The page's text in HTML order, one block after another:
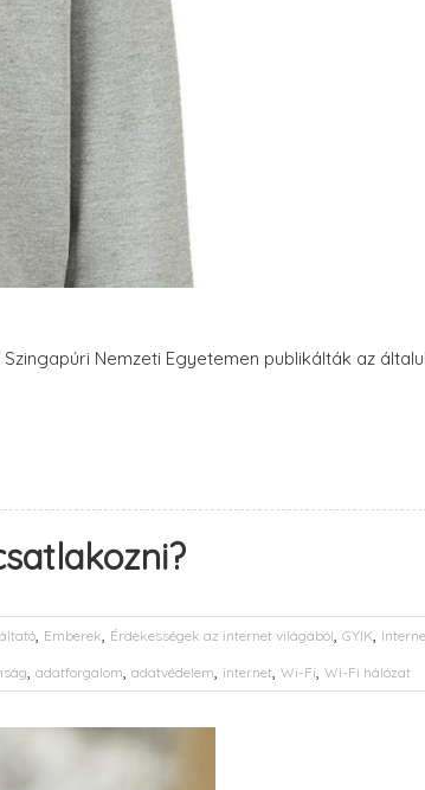
Nemzeti Egyetemen publikálták az
Emberek Érdekességek az internet világából GYIK
adatforgalom adatvédelem internet Wi-Fi Wi-Fi hálózat